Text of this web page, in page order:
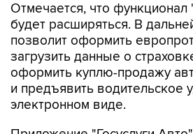
Отмечается, что функционал
будет расширяться. В
позволит оформить
загрузить данные о
оформить куплю-продажу
и предъявить водительское
электронном виде.